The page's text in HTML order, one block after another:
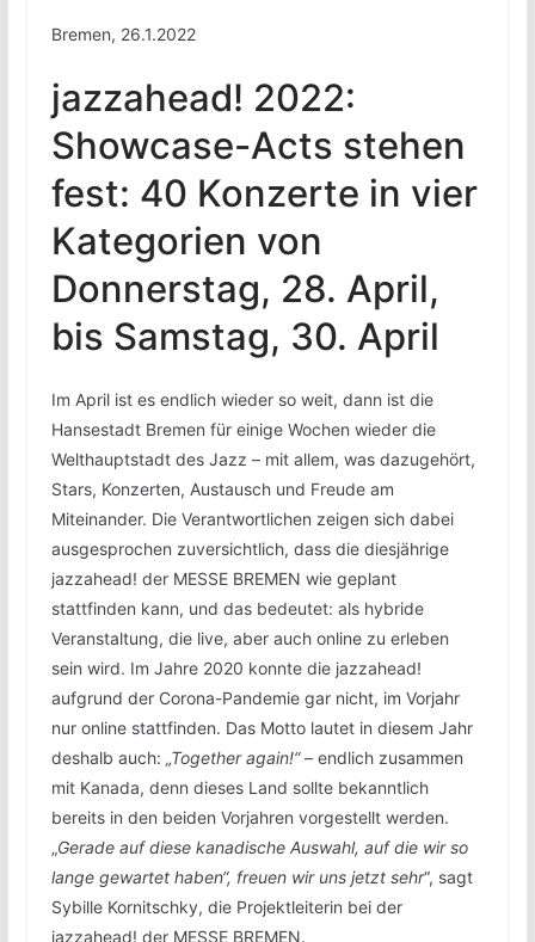
Bremen, 26.1.2022
jazzahead! 2022:
Showcase-Acts stehen
fest: 40 Konzerte in vier
Kategorien von
Donnerstag, 28. April,
bis Samstag, 30. April
Im April ist es endlich wieder so weit, dann ist die
Hansestadt Bremen für einige Wochen wieder die
Welthauptstadt des Jazz – mit allem, was dazugehört,
Stars, Konzerten, Austausch und Freude am
Miteinander. Die Verantwortlichen zeigen sich dabei
ausgesprochen zuversichtlich, dass die diesjährige
jazzahead! der MESSE BREMEN wie geplant
stattfinden kann, und das bedeutet: als hybride
Veranstaltung, die live, aber auch online zu erleben
sein wird. Im Jahre 2020 konnte die jazzahead!
aufgrund der Corona-Pandemie gar nicht, im Vorjahr
nur online stattfinden. Das Motto lautet in diesem Jahr
deshalb auch: „Together again!“– endlich zusammen
mit Kanada, denn dieses Land sollte bekanntlich
bereits in den beiden Vorjahren vorgestellt werden.
„Gerade auf diese kanadische Auswahl, auf die wir so
lange gewartet haben“, freuen wir uns jetzt sehr“, sagt
Sybille Kornitschky, die Projektleiterin bei der
jazzahead! der MESSE BREMEN.